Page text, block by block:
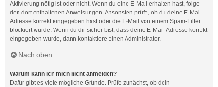
Aktivierung nötig ist oder nicht. Wenn du eine E-Mail erhalten hast, folge
den dort enthaltenen Anweisungen. Ansonsten prüfe, ob du deine E-Mail-
Adresse korrekt eingegeben hast oder die E-Mail von einem Spam-Filter
blockiert wurde. Wenn du dir sicher bist, dass deine E-Mail-Adresse korrekt
eingegeben wurde, dann kontaktiere einen Administrator.
Nach oben
Warum kann ich mich nicht anmelden?
Dafür gibt es viele mögliche Gründe. Prüfe zunächst, ob dein